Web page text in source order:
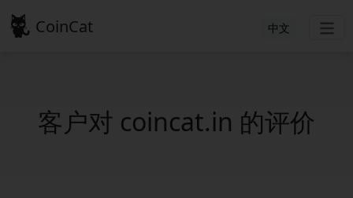
CoinCat 中文
客户对 coincat.in 的评价